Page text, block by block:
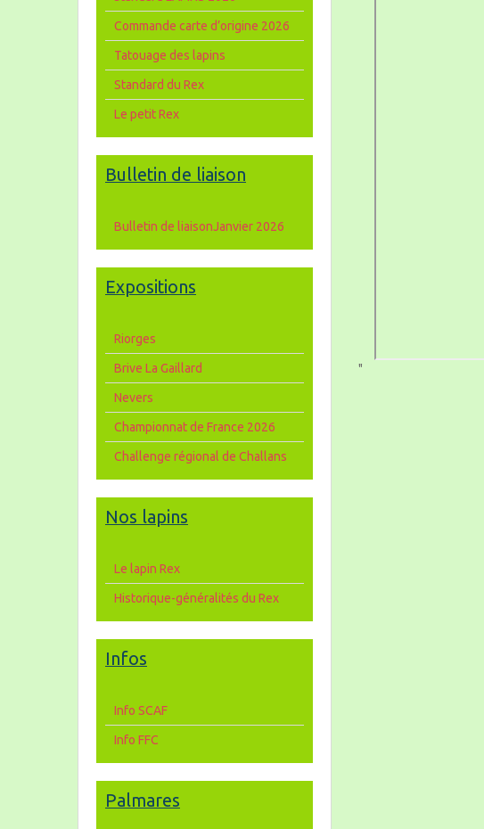
"
Commande carte d’origine 2026
Tatouage des lapins
Standard du Rex
Le petit Rex
Bulletin de liaison
Bulletin de liaisonJanvier 2026
Expositions
Riorges
Brive La Gaillard
Nevers
Championnat de France 2026
Challenge régional de Challans
Nos lapins
Le lapin Rex
Historique-généralités du Rex
Infos
Info SCAF
Info FFC
Palmares